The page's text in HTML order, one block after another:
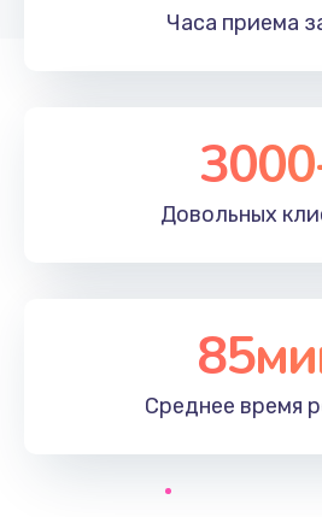
Часа приема
Довольных
Среднее время